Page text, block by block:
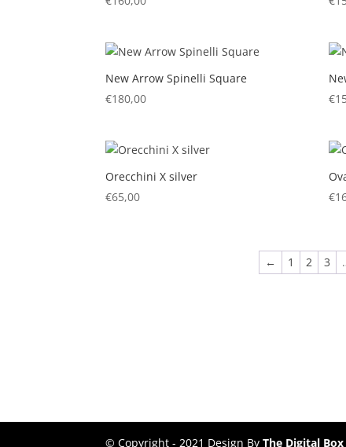
New Arrow Spinelli Square
€180,00
€
Orecchini X silver
€65,00
€
← 1 2 3
© Copyright - 2021 Design ByThe Digital Box